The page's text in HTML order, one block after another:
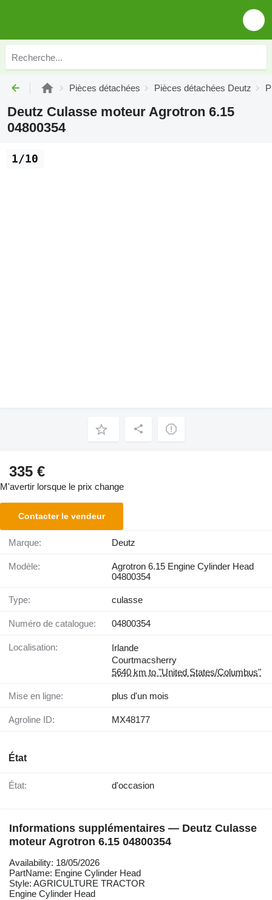
Pièces détachées Pièces détachées Deutz
Deutz Culasse moteur Agrotron 6.15
04800354
1/10
335 €
M'avertir lorsque le prix change
Contacter le vendeur
Marque: Deutz
Modèle:
Agrotron 6.15 Engine Cylinder Head
04800354
Type: culasse
Numéro de catalogue: 04800354
Localisation:
Irlande
Courtmacsherry
5640 km to "United States/Columbus"
Mise en ligne: plus d'un mois
Agroline ID: MX48177
État
État: d'occasion
Informations supplémentaires — Deutz Culasse
moteur Agrotron 6.15 04800354
Availability: 18/05/2026
PartName: Engine Cylinder Head
Style: AGRICULTURE TRACTOR
Engine Cylinder Head